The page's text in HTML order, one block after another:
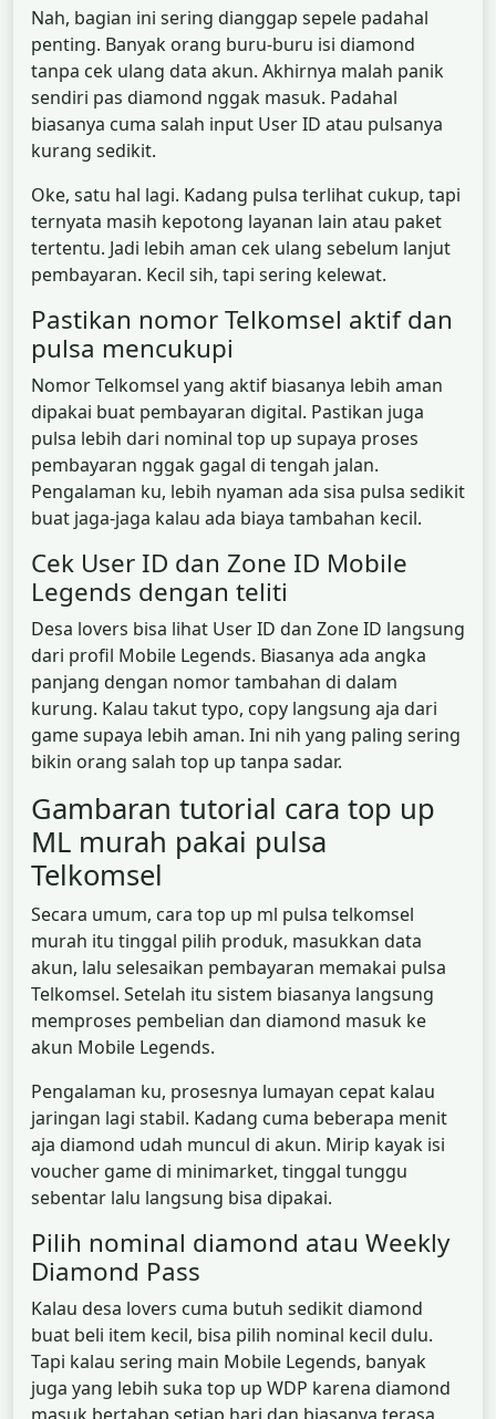
Nah, bagian ini sering dianggap sepele padahal
penting. Banyak orang buru-buru isi diamond
tanpa cek ulang data akun. Akhirnya malah panik
sendiri pas diamond nggak masuk. Padahal
biasanya cuma salah input User ID atau pulsanya
kurang sedikit.
Oke, satu hal lagi. Kadang pulsa terlihat cukup, tapi
ternyata masih kepotong layanan lain atau paket
tertentu. Jadi lebih aman cek ulang sebelum lanjut
pembayaran. Kecil sih, tapi sering kelewat.
Pastikan nomor Telkomsel aktif dan
pulsa mencukupi
Nomor Telkomsel yang aktif biasanya lebih aman
dipakai buat pembayaran digital. Pastikan juga
pulsa lebih dari nominal top up supaya proses
pembayaran nggak gagal di tengah jalan.
Pengalaman ku, lebih nyaman ada sisa pulsa sedikit
buat jaga-jaga kalau ada biaya tambahan kecil.
Cek User ID dan Zone ID Mobile
Legends dengan teliti
Desa lovers bisa lihat User ID dan Zone ID langsung
dari profil Mobile Legends. Biasanya ada angka
panjang dengan nomor tambahan di dalam
kurung. Kalau takut typo, copy langsung aja dari
game supaya lebih aman. Ini nih yang paling sering
bikin orang salah top up tanpa sadar.
Gambaran tutorial cara top up
ML murah pakai pulsa
Telkomsel
Secara umum, cara top up ml pulsa telkomsel
murah itu tinggal pilih produk, masukkan data
akun, lalu selesaikan pembayaran memakai pulsa
Telkomsel. Setelah itu sistem biasanya langsung
memproses pembelian dan diamond masuk ke
akun Mobile Legends.
Pengalaman ku, prosesnya lumayan cepat kalau
jaringan lagi stabil. Kadang cuma beberapa menit
aja diamond udah muncul di akun. Mirip kayak isi
voucher game di minimarket, tinggal tunggu
sebentar lalu langsung bisa dipakai.
Pilih nominal diamond atau Weekly
Diamond Pass
Kalau desa lovers cuma butuh sedikit diamond
buat beli item kecil, bisa pilih nominal kecil dulu.
Tapi kalau sering main Mobile Legends, banyak
juga yang lebih suka top up WDP karena diamond